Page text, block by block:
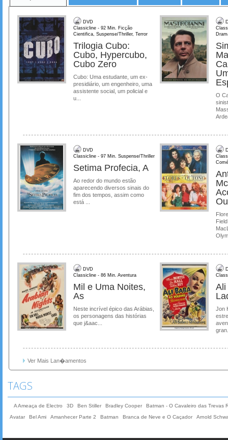
DVD
Classicline - 92 Min. Ficção
Cientifica, Suspense/Thriller, Terror
Trilogia Cubo:
Cubo, Hypercubo,
Cubo Zero
Cubo: Uma estudante, um ex-
presidiário, um engenheiro, uma
assistente social, um policial e
u...
O
DVD
Classicline - 97 Min. Suspense/Thriller
Setima Profecia, A
Ao redor do mundo estão
aparecendo diversos sinais do
fim dos tempos, assim como
está ...
DVD
Classicline - 86 Min. Aventura
Mil e Uma Noites,
As
Neste incrível épico das Arábias,
os personagens das histórias
que j&aac...
Ali
Jon
Ver Mais Lan�amentos
TAGS
A Ameaça de Electro 3D Ben Stiller Bradley Cooper
Batman - O Cavaleiro das Trevas
Avatar
Bel Ami Amanhecer Parte 2 Batman Branca de Neve e O Caçador Arnold